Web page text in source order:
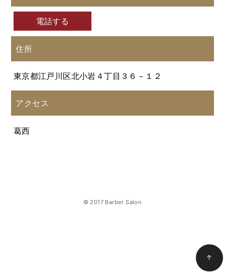
電話する
住所
東京都江戸川区北小岩４丁目３６－１２
アクセス
葛西
© 2017 Barber Salon
↑